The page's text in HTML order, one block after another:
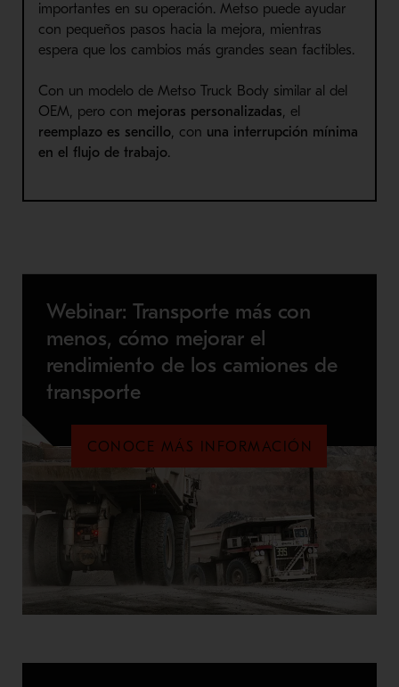
importantes en su operación. Metso puede ayudar
con pequeños pasos hacia la mejora, mientras
espera que los cambios más grandes sean factibles.
Con un modelo de Metso Truck Body similar al del
OEM, pero con mejoras personalizadas, el
reemplazo es sencillo, con una interrupción mínima
en el flujo de trabajo.
Webinar: Transporte más con
menos, cómo mejorar el
rendimiento de los camiones de
transporte
CONOCE MÁS INFORMACIÓN